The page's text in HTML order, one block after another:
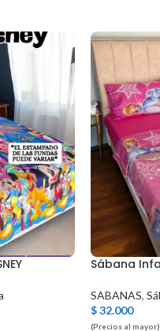
Sábana
SABANAS,
$32.000
(Precios al mayor)